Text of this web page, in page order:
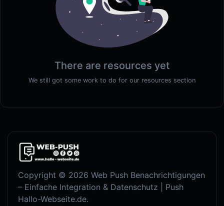
There are resources yet
We still got some work to do for our resources section
Copyright © 2026 Web Push Benachrichtigungen
– Einfache Integration & Datenschutz | Push
Hallo-Webseite.de.